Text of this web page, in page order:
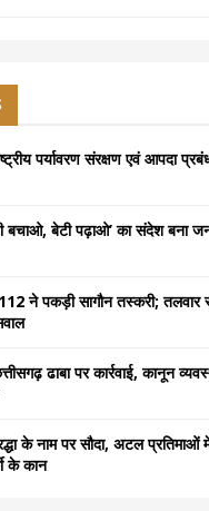
पर्यावरण संरक्षण एवं आपदा
बचाओ, बेटी पढ़ाओ’ का संदेश बना
ने पकड़ी सागौन तस्करी;
ढाबा पर कार्रवाई, कानून
के नाम पर सौदा, अटल प्रतिमाओं में
के कान